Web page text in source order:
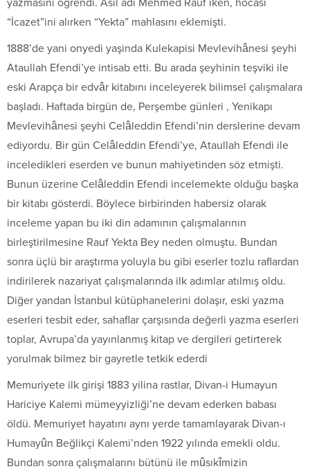
yazmasını öğrendi. Asıl adı Mehmed Rauf iken, hocası
“İcazet”ini alırken “Yekta” mahlasını eklemişti.
1888’de yani onyedi yaşinda Kulekapisi Mevlevihânesi şeyhi
Ataullah Efendi’ye intisab etti. Bu arada şeyhinin teşviki ile
eski Arapça bir edvâr kitabını inceleyerek bilimsel çalışmalara
başladı. Haftada birgün de, Perşembe günleri , Yenikapı
Mevlevihânesi şeyhi Celâleddin Efendi’nin derslerine devam
ediyordu. Bir gün Celâleddin Efendi’ye, Ataullah Efendi ile
inceledikleri eserden ve bunun mahiyetinden söz etmişti.
Bunun üzerine Celâleddin Efendi incelemekte olduğu başka
bir kitabı gösterdi. Böylece birbirinden habersiz olarak
inceleme yapan bu iki din adamının çalışmalarının
birleştirilmesine Rauf Yekta Bey neden olmuştu. Bundan
sonra üçlü bir araştırma yoluyla bu gibi eserler tozlu raflardan
indirilerek nazariyat çalışmalarında ilk adımlar atılmış oldu.
Diğer yandan İstanbul kütüphanelerini dolaşır, eski yazma
eserleri tesbit eder, sahaflar çarşısında değerli yazma eserleri
toplar, Avrupa’da yayınlanmış kitap ve dergileri getirterek
yorulmak bilmez bir gayretle tetkik ederdi
Memuriyete ilk girişi 1883 yilina rastlar, Divan-i Humayun
Hariciye Kalemi mümeyyizliği’ne devam ederken babası
öldü. Memuriyet hayatını aynı yerde tamamlayarak Divan-ı
Humayûn Beğlikçi Kalemi’nden 1922 yılında emekli oldu.
Bundan sonra çalışmalarını bütünü ile mûsıkîmizin